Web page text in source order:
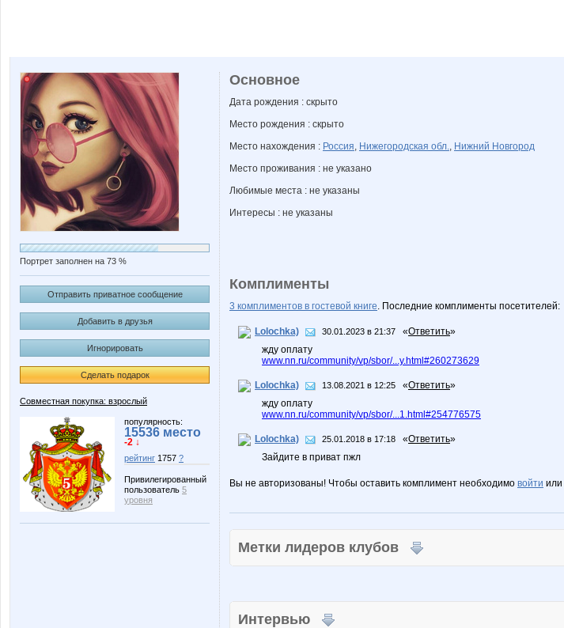
Портрет заполнен на 73 %
Отправить приватное сообщение
Добавить в друзья
Игнорировать
Сделать подарок
Совместная покупка: взрослый
популярность:
15536 место
-2 ↓
рейтинг 1757 ?
Привилегированный
пользователь 5
уровня
Основное
Дата рождения : скрыто
Место рождения : скрыто
Место нахождения : Россия, Нижегородская обл., Нижний Новгород
Место проживания : не указано
Любимые места : не указаны
Интересы : не указаны
Комплименты
3 комплиментов в гостевой книге. Последние комплименты посетителей:
Lolochka) 30.01.2023 в 21:37 «Ответить»
жду оплату
www.nn.ru/community/vp/sbor/...y.html#260273629
Lolochka) 13.08.2021 в 12:25 «Ответить»
жду оплату
www.nn.ru/community/vp/sbor/...1.html#254776575
Lolochka) 25.01.2018 в 17:18 «Ответить»
Зайдите в приват пжл
Вы не авторизованы! Чтобы оставить комплимент необходимо войти или
Метки лидеров клубов
Интервью